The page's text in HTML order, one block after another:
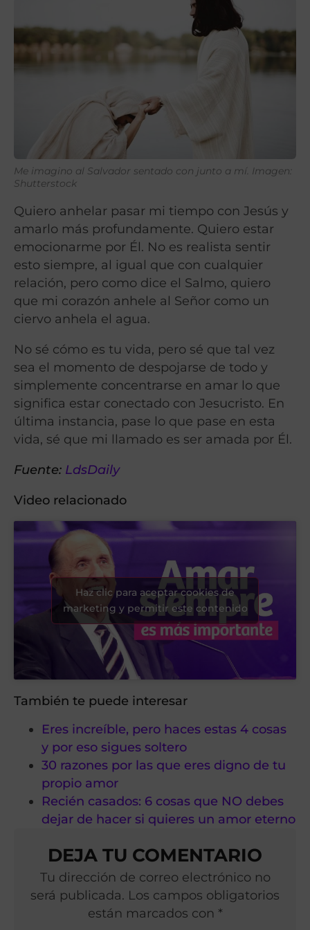
Me imagino al Salvador sentado con junto a mí. Imagen:
Shutterstock
Quiero anhelar pasar mi tiempo con Jesús y
amarlo más profundamente. Quiero estar
emocionarme por Él. No es realista sentir
esto siempre, al igual que con cualquier
relación, pero como dice el Salmo, quiero
que mi corazón anhele al Señor como un
ciervo anhela el agua.
No sé cómo es tu vida, pero sé que tal vez
sea el momento de despojarse de todo y
simplemente concentrarse en amar lo que
significa estar conectado con Jesucristo. En
última instancia, pase lo que pase en esta
vida, sé que mi llamado es ser amada por Él.
Fuente: LdsDaily
Video relacionado
Haz clic para aceptar cookies de
marketing y permitir este contenido
También te puede interesar
Eres increíble, pero haces estas 4 cosas
y por eso sigues soltero
30 razones por las que eres digno de tu
propio amor
Recién casados: 6 cosas que NO debes
dejar de hacer si quieres un amor eterno
DEJA TU COMENTARIO
Tu dirección de correo electrónico no
será publicada. Los campos obligatorios
están marcados con *